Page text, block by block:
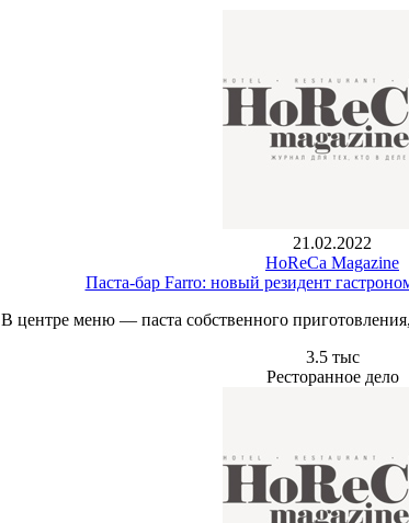
21.02.2022
HoReCa Magazine
Паста-бар Farro: новый резидент
В центре меню — паста собственного
3.5 тыс
Ресторанное дело